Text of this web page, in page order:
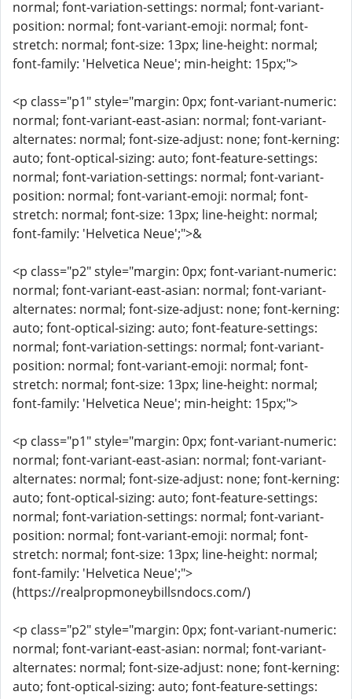
normal; font-variation-settings: normal; font-variant-
position: normal; font-variant-emoji: normal; font-
stretch: normal; font-size: 13px; line-height: normal;
font-family: 'Helvetica Neue'; min-height: 15px;">
<p class="p1" style="margin: 0px; font-variant-numeric:
normal; font-variant-east-asian: normal; font-variant-
alternates: normal; font-size-adjust: none; font-kerning:
auto; font-optical-sizing: auto; font-feature-settings:
normal; font-variation-settings: normal; font-variant-
position: normal; font-variant-emoji: normal; font-
stretch: normal; font-size: 13px; line-height: normal;
font-family: 'Helvetica Neue';">&
<p class="p2" style="margin: 0px; font-variant-numeric:
normal; font-variant-east-asian: normal; font-variant-
alternates: normal; font-size-adjust: none; font-kerning:
auto; font-optical-sizing: auto; font-feature-settings:
normal; font-variation-settings: normal; font-variant-
position: normal; font-variant-emoji: normal; font-
stretch: normal; font-size: 13px; line-height: normal;
font-family: 'Helvetica Neue'; min-height: 15px;">
<p class="p1" style="margin: 0px; font-variant-numeric:
normal; font-variant-east-asian: normal; font-variant-
alternates: normal; font-size-adjust: none; font-kerning:
auto; font-optical-sizing: auto; font-feature-settings:
normal; font-variation-settings: normal; font-variant-
position: normal; font-variant-emoji: normal; font-
stretch: normal; font-size: 13px; line-height: normal;
font-family: 'Helvetica Neue';">
(https://realpropmoneybillsndocs.com/)
<p class="p2" style="margin: 0px; font-variant-numeric:
normal; font-variant-east-asian: normal; font-variant-
alternates: normal; font-size-adjust: none; font-kerning:
auto; font-optical-sizing: auto; font-feature-settings: